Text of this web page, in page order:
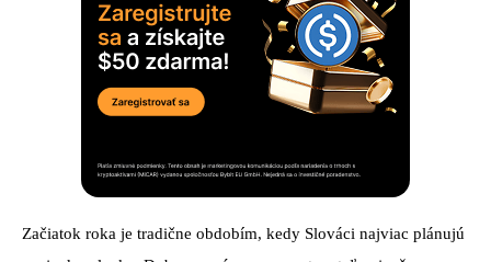
Začiatok roka je tradične obdobím, kedy Slováci najviac plánujú